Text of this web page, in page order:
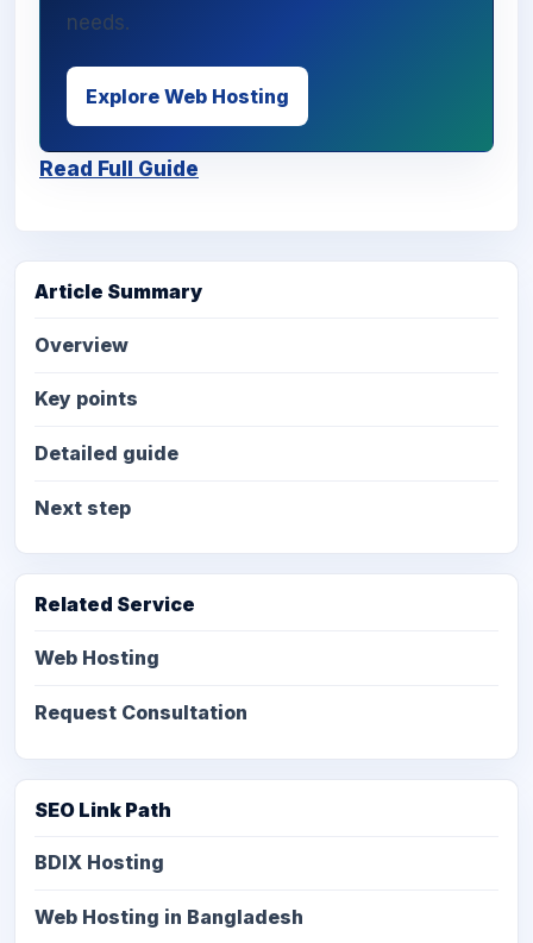
needs.
Explore Web Hosting
Read Full Guide
Article Summary
Overview
Key points
Detailed guide
Next step
Related Service
Web Hosting
Request Consultation
SEO Link Path
BDIX Hosting
Web Hosting in Bangladesh